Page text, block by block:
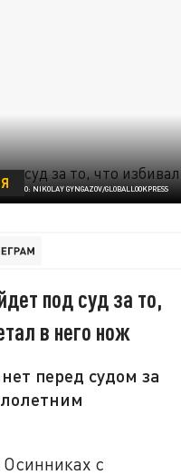
ФОТО: NIKOLAY GYNGAZOV/GLOBALLOOKPRESS
под суд за то,
в него нож
перед судом за
с